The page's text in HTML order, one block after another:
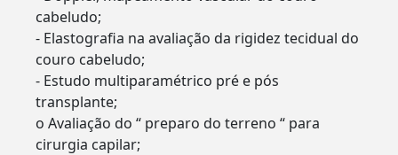
cabeludo;
- Elastografia na avaliação da rigidez tecidual do
couro cabeludo;
- Estudo multiparamétrico pré e pós
transplante;
o Avaliação do “ preparo do terreno “ para
cirurgia capilar;